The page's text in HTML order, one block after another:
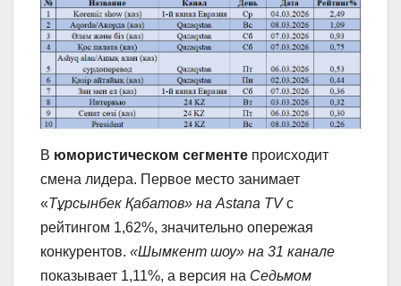
В юмористическом сегменте происходит
смена лидера. Первое место занимает
«Тұрсынбек Қабатов» на Astana TVс
рейтингом 1,62%, значительно опережая
конкурентов. «Шымкент шоу» на 31 канале
показывает 1,11%, а версия на Седьмом